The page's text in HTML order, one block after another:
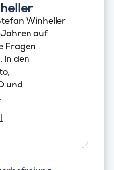
Winheller
auf
Fragen
in den
und